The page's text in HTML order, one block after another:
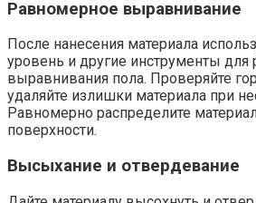
Равномерное выравнивание
После нанесения материала
уровень и другие инструменты для
выравнивания пола.​ Проверяйте
удаляйте излишки материала при
Равномерно распределите
поверхности.​
Высыхание и отвердевание